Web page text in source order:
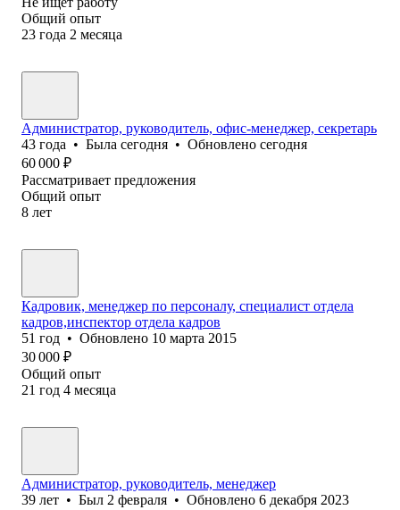
Общий опыт
23 года 2 месяца
Администратор, руководитель, офис-менеджер, секретарь
43 года • Была сегодня • Обновлено сегодня
60 000 ₽
Рассматривает предложения
Общий опыт
8 лет
Кадровик, менеджер по персоналу, специалист отдела
кадров,инспектор отдела кадров
51 год • Обновлено 10 марта 2015
30 000 ₽
Общий опыт
21 год 4 месяца
Администратор, руководитель, менеджер
39 лет • Был 2 февраля • Обновлено 6 декабря 2023